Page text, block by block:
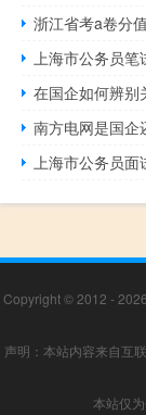
浙江省考a卷分
上海市公务员
在国企如何辨别
南方电网是国企
上海市公务员
Copyright © 2012 - 2026
声明：本站内容来自互
本站仅